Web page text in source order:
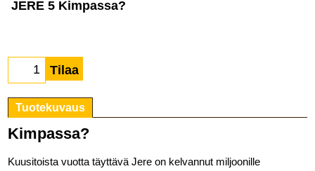
JERE 5 Kimpassa?
Tilaa
Tuotekuvaus
Kimpassa?
Kuusitoista vuotta täyttävä Jere on kelvannut miljoonille